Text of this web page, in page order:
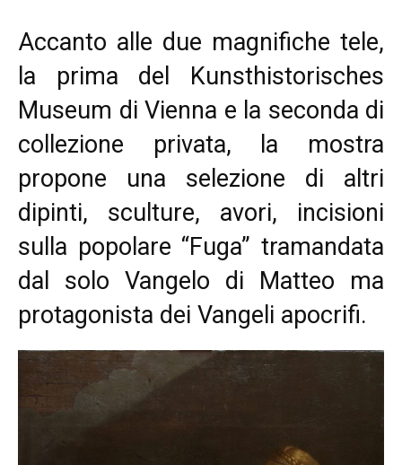
Accanto alle due magnifiche tele,
la prima del Kunsthistorisches
Museum di Vienna e la seconda di
collezione privata, la mostra
propone una selezione di altri
dipinti, sculture, avori, incisioni
sulla popolare “Fuga” tramandata
dal solo Vangelo di Matteo ma
protagonista dei Vangeli apocrifi.